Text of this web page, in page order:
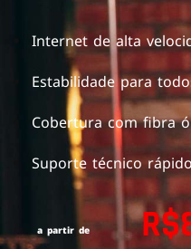
Internet de alta
Estabilidade para
Cobertura com fibra
Suporte técnico
a partir de